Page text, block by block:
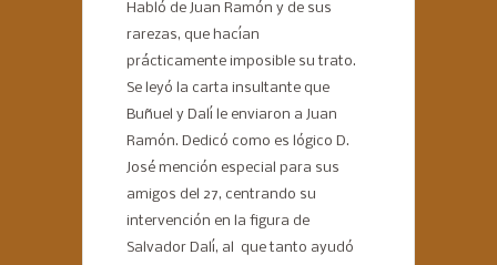
Habló de Juan Ramón y de sus
rarezas, que hacían
prácticamente imposible su trato.
Se leyó la carta insultante que
Buñuel y Dalí le enviaron a Juan
Ramón. Dedicó como es lógico D.
José mención especial para sus
amigos del 27, centrando su
intervención en la figura de
Salvador Dalí, al que tanto ayudó